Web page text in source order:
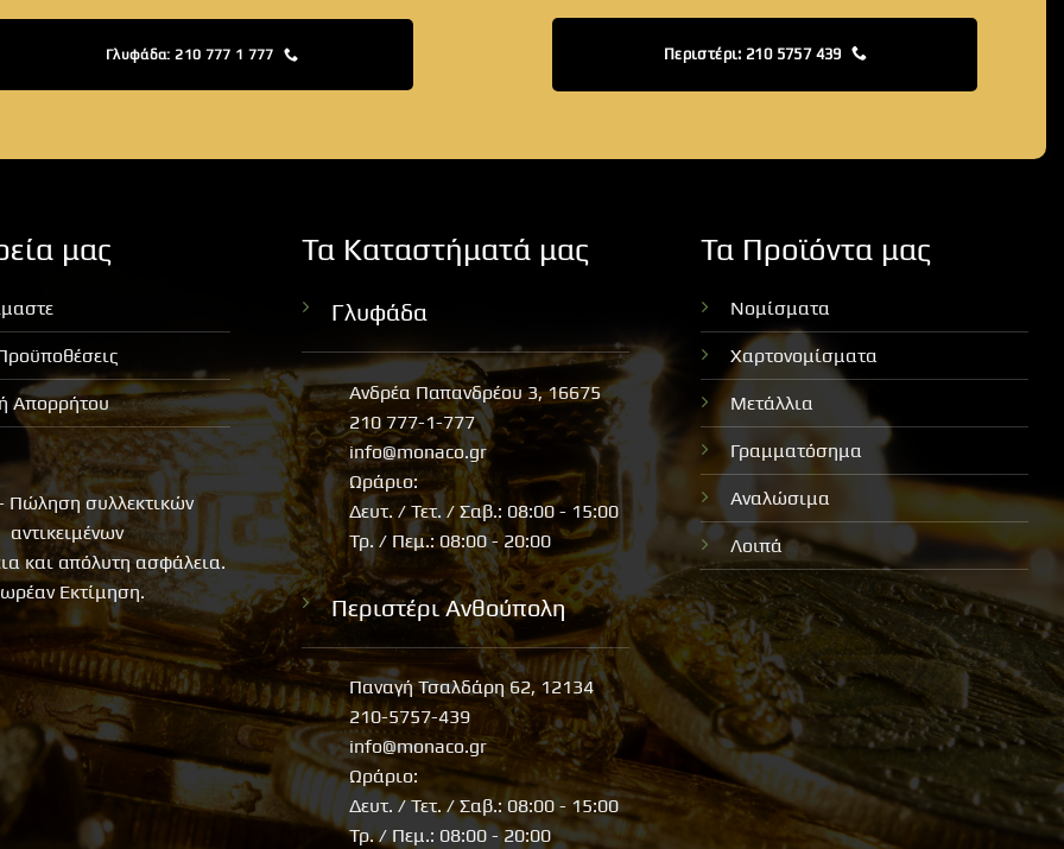
Γλυφάδα: 210 777 1 777 Περιστέρι: 210 5757 439
μας
Απορρήτου
Πώληση συλλεκτικών
αντικειμένων
και απόλυτη ασφάλεια.
Εκτίμηση.
Τα Καταστήματά μας
Γλυφάδα
Ανδρέα Παπανδρέου 3, 16675
210 777-1-777
info@monaco.gr
Ωράριο:
Δευτ. / Τετ. / Σαβ.: 08:00 - 15:00
Τρ. / Πεμ.: 08:00 - 20:00
Περιστέρι Ανθούπολη
Παναγή Τσαλδάρη 62, 12134
210-5757-439
info@monaco.gr
Ωράριο:
Δευτ. / Τετ. / Σαβ.: 08:00 - 15:00
Τρ. / Πεμ.: 08:00 - 20:00
Τα Προϊόντα μας
Νομίσματα
Χαρτονομίσματα
Μετάλλια
Γραμματόσημα
Αναλώσιμα
Λοιπά